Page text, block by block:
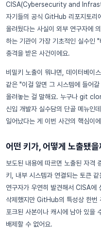
CISA(Cybersecurity and
자기들의 공식 GitHub 리포지토
올려뒀다는 사실이 외부 연구자에
하는 기관이 가장 기초적인 실수인
충격을 받은 사건이에요.
비밀키 노출이 뭐냐면, 데이터베이
같은 "이걸 알면 그 시스템에 들어
올려놓는 걸 말해요. 누구나 git
신입 개발자 실수담의 단골 메뉴인
일어났다는 게 이번 사건의 핵심이
어떤 키가, 어떻게 노출됐을
보도된 내용에 따르면 노출된 자격
키, 내부 시스템과 연결되는 토큰
연구자가 우연히 발견해서 CISA에
삭제했지만 GitHub의 특성상 한번
포크된 사본이나 캐시에 남아 있을
배제할 수 없어요.